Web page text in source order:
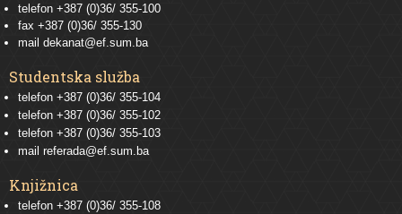
telefon +387 (0)36/ 355-100
fax +387 (0)36/ 355-130
mail dekanat@ef.sum.ba
Studentska služba
telefon +387 (0)36/ 355-104
telefon +387 (0)36/ 355-102
telefon +387 (0)36/ 355-103
mail referada@ef.sum.ba
Knjižnica
telefon +387 (0)36/ 355-108